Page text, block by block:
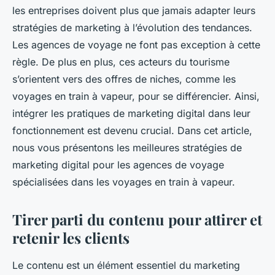
les entreprises doivent plus que jamais adapter leurs
stratégies de marketing à l’évolution des tendances.
Les agences de voyage ne font pas exception à cette
règle. De plus en plus, ces acteurs du tourisme
s’orientent vers des offres de niches, comme les
voyages en train à vapeur, pour se différencier. Ainsi,
intégrer les pratiques de marketing digital dans leur
fonctionnement est devenu crucial. Dans cet article,
nous vous présentons les meilleures stratégies de
marketing digital pour les agences de voyage
spécialisées dans les voyages en train à vapeur.
Tirer parti du contenu pour attirer et
retenir les clients
Le contenu est un élément essentiel du marketing